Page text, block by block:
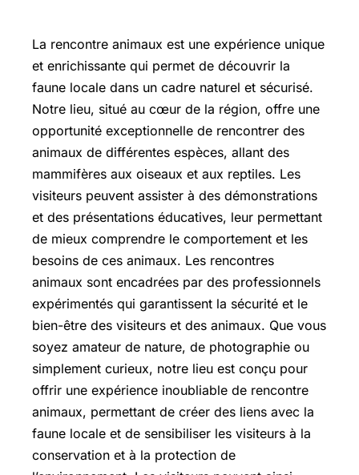
La rencontre animaux est une expérience unique
et enrichissante qui permet de découvrir la
faune locale dans un cadre naturel et sécurisé.
Notre lieu, situé au cœur de la région, offre une
opportunité exceptionnelle de rencontrer des
animaux de différentes espèces, allant des
mammifères aux oiseaux et aux reptiles. Les
visiteurs peuvent assister à des démonstrations
et des présentations éducatives, leur permettant
de mieux comprendre le comportement et les
besoins de ces animaux. Les rencontres
animaux sont encadrées par des professionnels
expérimentés qui garantissent la sécurité et le
bien-être des visiteurs et des animaux. Que vous
soyez amateur de nature, de photographie ou
simplement curieux, notre lieu est conçu pour
offrir une expérience inoubliable de rencontre
animaux, permettant de créer des liens avec la
faune locale et de sensibiliser les visiteurs à la
conservation et à la protection de